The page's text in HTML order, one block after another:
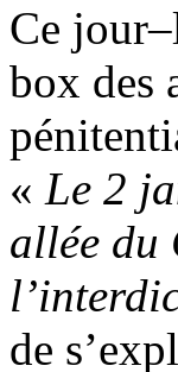
Ce
box des
« Le 2
allée du
de